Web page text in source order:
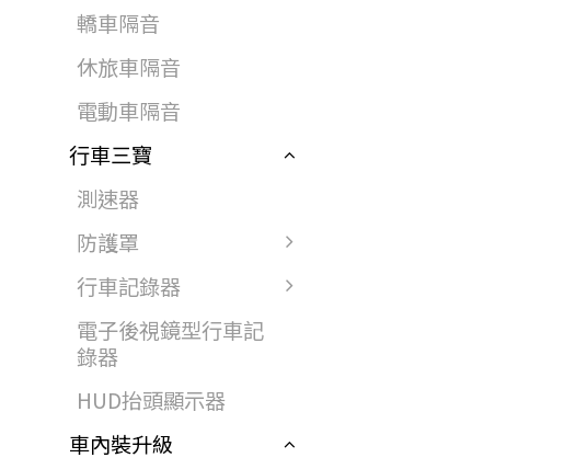
轎車隔音
休旅車隔音
電動車隔音
行車三寶
測速器
防護罩
行車記錄器
電子後視鏡型行車記
錄器
HUD抬頭顯示器
車內裝升級